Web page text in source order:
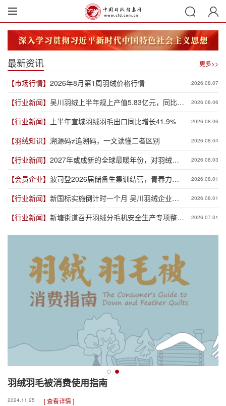
最新资讯 更多>>
【市场行情】 2026年8月第1周羽绒价格行情 2026.08.07
【行业新闻】 吴川羽绒上半年规上产值5.83亿元，同比增
长19.3%
2026.08.06
【行业新闻】 上半年宣城羽绒羽毛出口同比增长41.9% 2026.08.06
【羽绒知识】 溯源码≠追溯码，一文读懂二者区别 2026.08.04
【行业新闻】 2027年或成新的全球最暖年份，对羽绒产
业有何影响？
2026.08.03
【会员企业】 波司登2026届储备生集训结营，青春力量
赋能品牌新程
2026.08.01
【行业新闻】 新国标实施倒计时一个月 吴川羽绒企业集
体“抢跑”新规
2026.08.01
【行业新闻】 新塘街道召开羽绒分毛机安全生产专项整治
推进会
2026.07.31
羽绒羽毛被消费使用指南
2024.11.25 [ 查看详情 ]